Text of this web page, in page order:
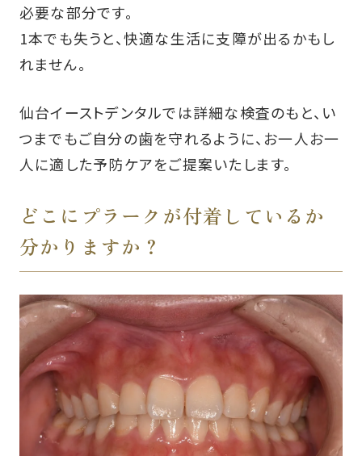
必要な部分です。
1本でも失うと、快適な生活に支障が出るかもし
れません。
仙台イーストデンタルでは詳細な検査のもと、い
つまでもご自分の歯を守れるように、お一人お一
人に適した予防ケアをご提案いたします。
どこにプラークが付着しているか
分かりますか？